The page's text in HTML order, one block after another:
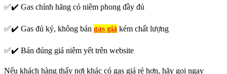
✅✔️ Gas chính hãng có niêm phong đầy đủ
✅✔️ Gas đủ ký, không bán gas giả kém chất lượng
✅✔️ Bán đúng giá niêm yết trên website
Nếu khách hàng thấy nơi khác có gas giá rẻ hơn, hãy gọi ngay